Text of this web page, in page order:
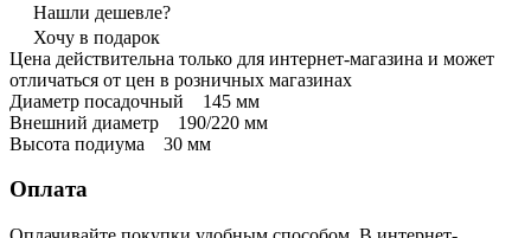
Нашли дешевле?
Хочу в подарок
Цена действительна только для интернет-магазина и может
отличаться от цен в розничных магазинах
Диаметр посадочный 145 мм
Внешний диаметр 190/220 мм
Высота подиума 30 мм
Оплата